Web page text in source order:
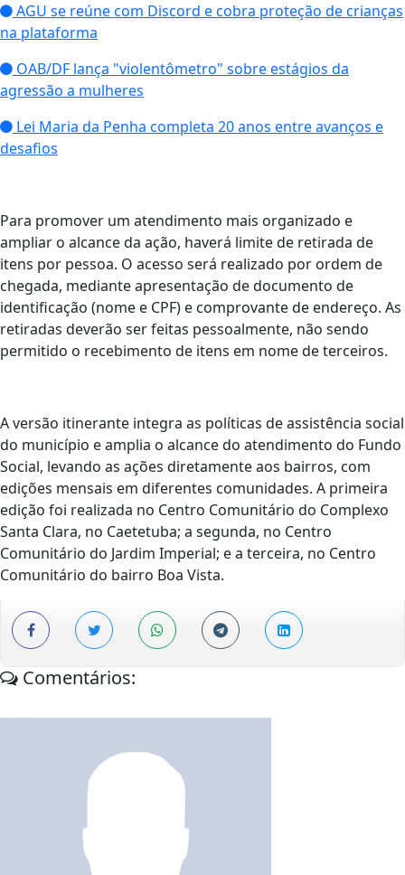
AGU se reúne com Discord e cobra proteção de crianças
na plataforma
OAB/DF lança "violentômetro" sobre estágios da
agressão a mulheres
Lei Maria da Penha completa 20 anos entre avanços e
desafios
Para promover um atendimento mais organizado e
ampliar o alcance da ação, haverá limite de retirada de
itens por pessoa. O acesso será realizado por ordem de
chegada, mediante apresentação de documento de
identificação (nome e CPF) e comprovante de endereço. As
retiradas deverão ser feitas pessoalmente, não sendo
permitido o recebimento de itens em nome de terceiros.
A versão itinerante integra as políticas de assistência social
do município e amplia o alcance do atendimento do Fundo
Social, levando as ações diretamente aos bairros, com
edições mensais em diferentes comunidades. A primeira
edição foi realizada no Centro Comunitário do Complexo
Santa Clara, no Caetetuba; a segunda, no Centro
Comunitário do Jardim Imperial; e a terceira, no Centro
Comunitário do bairro Boa Vista.
Comentários: